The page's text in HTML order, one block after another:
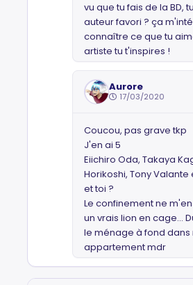
vu que tu fais de la BD,
auteur favori ? ça
connaître ce que tu
artiste tu t'inspires !
Aurore
17/03/2020
Coucou, pas grave tkp
J'en ai 5
Eiichiro Oda, Takaya
Horikoshi, Tony Valante
et toi ?
Le confinement ne
un vrais lion en cage...
le ménage à fond dans
appartement mdr